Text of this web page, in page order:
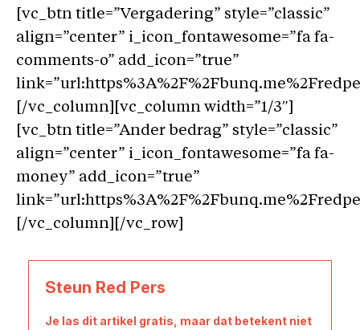
[vc_btn title=”Vergadering” style=”classic”
align=”center” i_icon_fontawesome=”fa fa-
comments-o” add_icon=”true”
[/vc_column][vc_column width=”1/3″]
[vc_btn title=”Ander bedrag” style=”classic”
align=”center” i_icon_fontawesome=”fa fa-
money” add_icon=”true”
[/vc_column][/vc_row]
Steun Red Pers
Je las dit artikel gratis, maar dat betekent niet